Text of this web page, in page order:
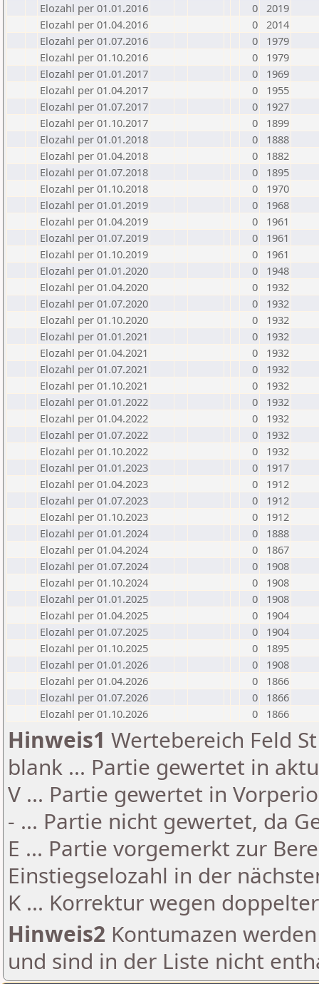
Elozahl per 01.01.2016
0 2019
Elozahl per 01.04.2016
0 2014
Elozahl per 01.07.2016
0
1979
Elozahl per 01.10.2016
0
1979
Elozahl per 01.01.2017
0
1969
Elozahl per 01.04.2017
0
1955
Elozahl per 01.07.2017
0
1927
Elozahl per 01.10.2017
0
1899
Elozahl per 01.01.2018
0
1888
Elozahl per 01.04.2018
0
1882
Elozahl per 01.07.2018
0
1895
Elozahl per 01.10.2018
0
1970
Elozahl per 01.01.2019
0
1968
Elozahl per 01.04.2019
0
1961
Elozahl per 01.07.2019
0
1961
Elozahl per 01.10.2019
0
1961
Elozahl per 01.01.2020
0
1948
Elozahl per 01.04.2020
0
1932
Elozahl per 01.07.2020
0
1932
Elozahl per 01.10.2020
0
1932
Elozahl per 01.01.2021
0
1932
Elozahl per 01.04.2021
0
1932
Elozahl per 01.07.2021
0
1932
Elozahl per 01.10.2021
0
1932
Elozahl per 01.01.2022
0
1932
Elozahl per 01.04.2022
0
1932
Elozahl per 01.07.2022
0
1932
Elozahl per 01.10.2022
0
1932
Elozahl per 01.01.2023
0
1917
Elozahl per 01.04.2023
0
1912
Elozahl per 01.07.2023
0
1912
Elozahl per 01.10.2023
0
1912
Elozahl per 01.01.2024
0
1888
Elozahl per 01.04.2024
0
1867
Elozahl per 01.07.2024
0
1908
Elozahl per 01.10.2024
0
1908
Elozahl per 01.01.2025
0
1908
Elozahl per 01.04.2025
0
1904
Elozahl per 01.07.2025
0
1904
Elozahl per 01.10.2025
0
1895
Elozahl per 01.01.2026
0
1908
Elozahl per 01.04.2026
0
1866
Elozahl per 01.07.2026
0
1866
Elozahl per 01.10.2026
0 1866
Hinweis1 Wertebereich Feld
blank ... Partie gewertet in
V ... Partie gewertet in
- ... Partie nicht gewertet, da
E ... Partie vorgemerkt zur
Einstiegselozahl in der
K ... Korrektur wegen
Hinweis2 Kontumazen
und sind in der Liste nicht